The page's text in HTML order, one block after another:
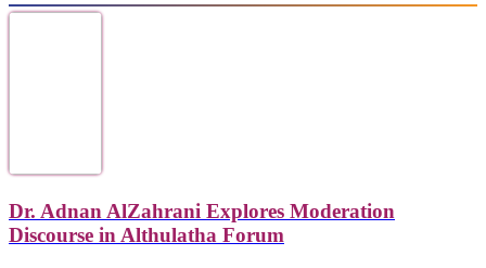
Dr. Adnan AlZahrani Explores Moderation
Discourse in Althulatha Forum